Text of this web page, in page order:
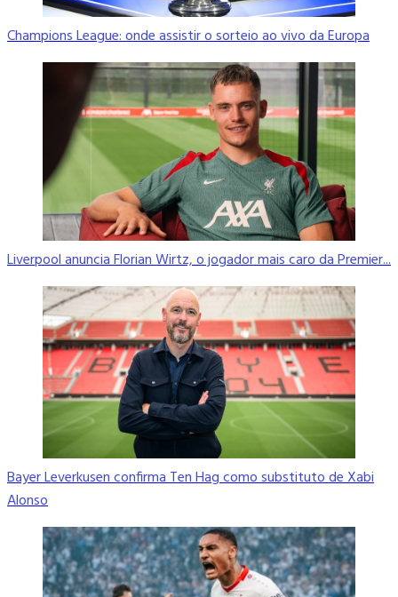
Champions League: onde assistir o sorteio ao vivo da Europa
Liverpool anuncia Florian Wirtz, o jogador mais caro da Premier...
Bayer Leverkusen confirma Ten Hag como substituto de Xabi
Alonso